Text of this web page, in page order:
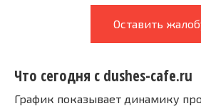
Оставить
Что сегодня с dushes-cafe.ru
График показывает динамику